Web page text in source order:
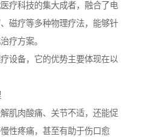
疗科技的集大成者，融合了电
磁疗等多种物理疗法，能够针
疗方案。
设备，它的优势主要体现在以
肌肉酸痛、关节不适，还能促
性疼痛，甚至有助于伤口愈